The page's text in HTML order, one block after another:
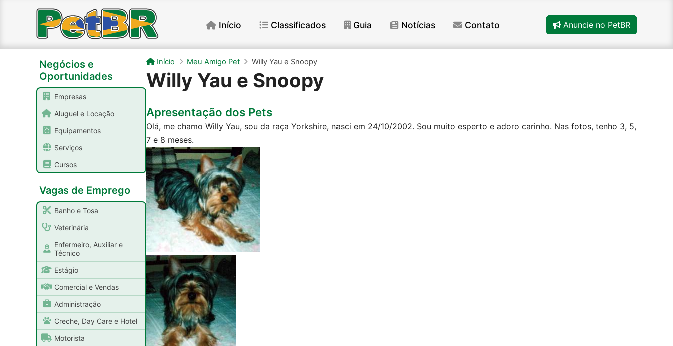
Início Classificados Guia Notícias Contato Anuncie no PetBR
Negócios e
Oportunidades
Empresas
Aluguel e Locação
Equipamentos
Serviços
Cursos
Vagas de Emprego
Banho e Tosa
Veterinária
Enfermeiro, Auxiliar e
Técnico
Estágio
Comercial e Vendas
Administração
Creche, Day Care e Hotel
Motorista
Início Meu Amigo Pet Willy Yau e Snoopy
Willy Yau e Snoopy
Apresentação dos Pets
Olá, me chamo Willy Yau, sou da raça Yorkshire, nasci em 24/10/2002. Sou muito esperto e adoro carinho. Nas fotos, tenho 3, 5,
7 e 8 meses.